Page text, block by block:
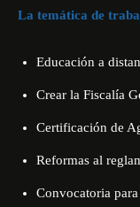
La temática de
Educación a
Crear la Fiscalía
Certificación de
Reformas al
Convocatoria